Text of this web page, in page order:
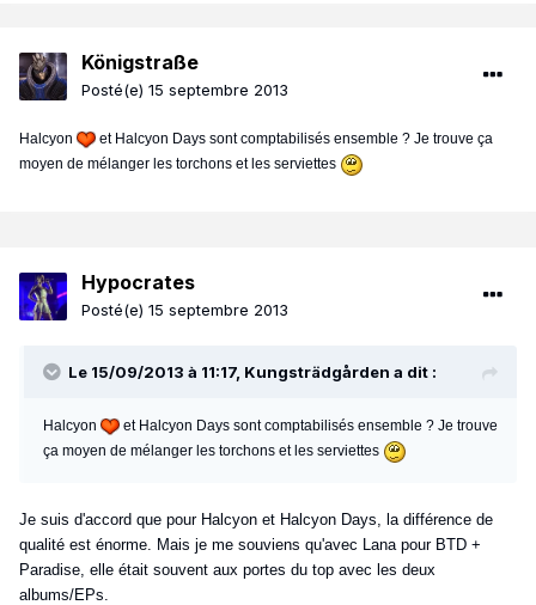
Königstraße
Posté(e) 15 septembre 2013
Halcyon
et Halcyon Days sont comptabilisés ensemble ? Je trouve ça
moyen de mélanger les torchons et les serviettes
Hypocrates
Posté(e) 15 septembre 2013
Le 15/09/2013 à 11:17, Kungsträdgården a dit :
Halcyon
et Halcyon Days sont comptabilisés ensemble ? Je trouve
ça moyen de mélanger les torchons et les serviettes
Je suis d'accord que pour Halcyon et Halcyon Days, la différence de
qualité est énorme. Mais je me souviens qu'avec Lana pour BTD +
Paradise, elle était souvent aux portes du top avec les deux
albums/EPs.